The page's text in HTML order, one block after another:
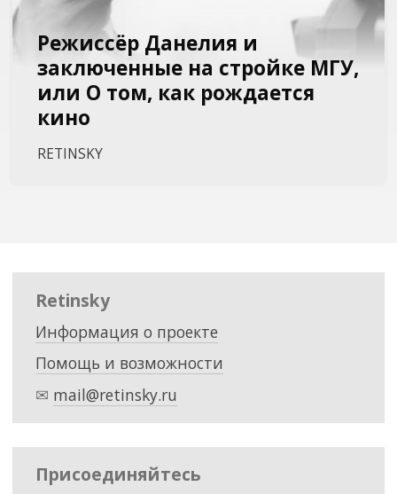
Режиссёр Данелия и
заключенные на стройке МГУ,
или О том, как рождается
кино
RETINSKY
Retinsky
Информация о проекте
Помощь и возможности
✉ mail@retinsky.ru
Присоединяйтесь